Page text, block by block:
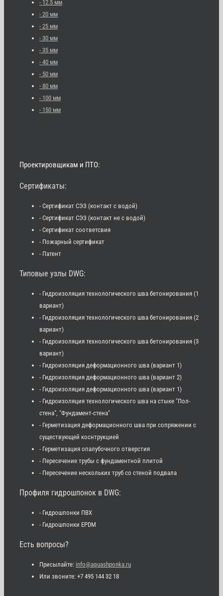
- 12.5 мм
- 20 мм
- 25 мм
- 30 мм
- 35 мм
- 40 мм
- 50 мм
- 80 мм
- 100 мм
- 150 мм
Проектировщикам и ПТО:
Сертификаты:
- Сертификат СЭЗ (контакт с водой)
- Сертификат СЭЗ (контакт не с водой)
- Сертификат соответсвия
- Пожарный сертификат
- Патент
Типовые узлы DWG:
- Гидроизоляция технологического шва бетонирования (1
вариант)
- Гидроизоляция технологического шва бетонирования (2
вариант)
- Гидроизоляция технологического шва бетонирования (3
вариант)
- Гидроизоляция деформационного шва (вариант 1)
- Гидроизоляция деформационного шва (вариант 2)
- Гидроизоляция деформационного шва (вариант 1)
- Гидроизоляция технологического шва на стыке "Пол-
стена", "Фундамент-стена"
- Герметизация деформационного шва при сопряжении с
существующей коснтрукцией
- Герметизация опалубочного отверстия
- Пересечение трубы с фундаментной плитой
- Пересечение нескольких труб со стеной подвала
Профиля гидрошпонок в DWG:
- Гидрошпонки ПВХ
- Гидрошпонки EPDM
Есть вопросы?
Присылайте: info@aquashponka.ru
Или звоните: +7 495 144 32 18